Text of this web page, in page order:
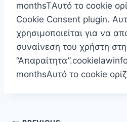
monthsTΑυτό το cookie
Cookie Consent plugin.
χρησιμοποιείται για να
συναίνεση του χρήστη
monthsΑυτό το cookie